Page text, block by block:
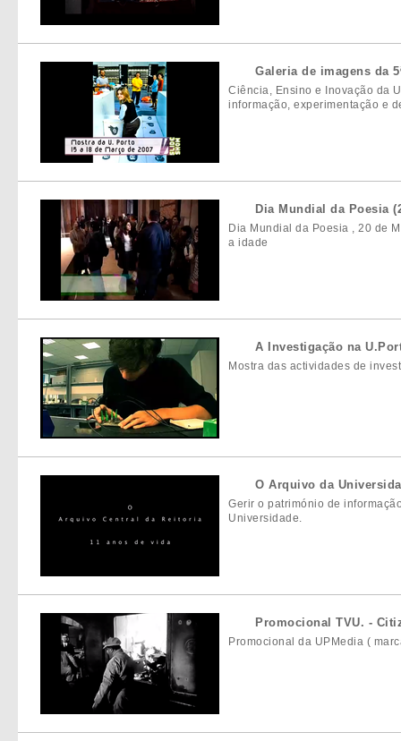
Galeria de imagens da
Ciência, Ensino e Inovação da
informação, experimentação e
Dia Mundial da Poesia
Dia Mundial da Poesia , 20 de
a idade
A Investigação na
Mostra das actividades de
O Arquivo da
Gerir o património de
Universidade.
Promocional TVU. -
Promocional da UPMedia (